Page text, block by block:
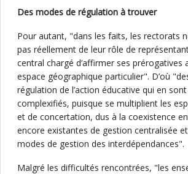
Des modes de régulation à trouver
Pour autant, "dans les faits, les rectorats
pas réellement de leur rôle de
central chargé d’affirmer ses prérogatives
espace géographique particulier". D’où
régulation de l’action éducative qui en
complexifiés, puisque se multiplient les
et de concertation, dus à la coexistence
encore existantes de gestion centralisée
modes de gestion des interdépendances".
Malgré les difficultés rencontrées, "les